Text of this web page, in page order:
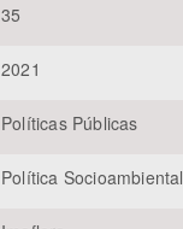
35
2021
Políticas Públicas
Política Socioambiental